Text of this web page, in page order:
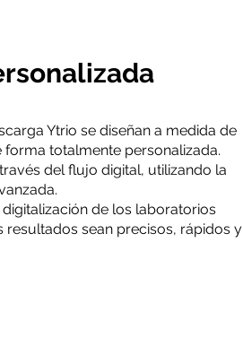
Ytrio se diseñan a medida de
forma totalmente personalizada.
del flujo digital, utilizando la
digitalización de los laboratorios
resultados sean precisos, rápidos y